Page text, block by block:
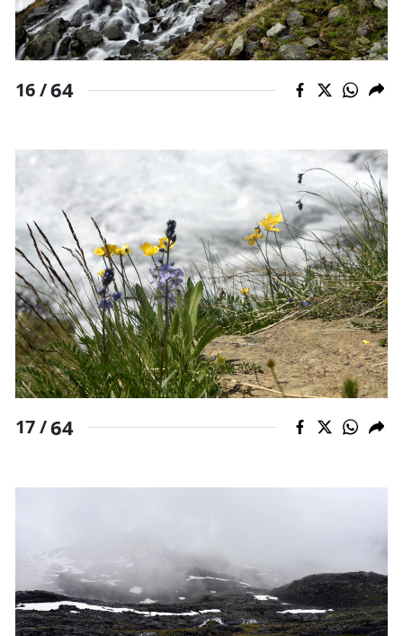
16 /64
17 /64